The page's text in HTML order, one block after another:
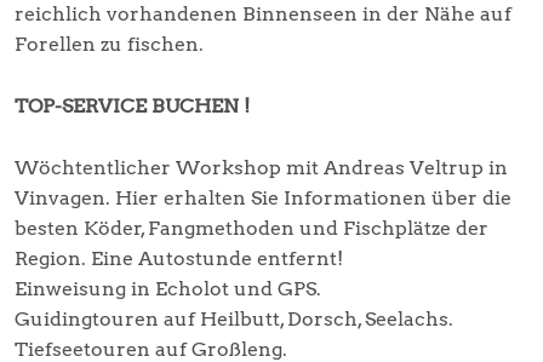
reichlich vorhandenen Binnenseen in der Nähe auf
Forellen zu fischen.
TOP-SERVICE BUCHEN !
Wöchtentlicher Workshop mit Andreas Veltrup in
Vinvagen. Hier erhalten Sie Informationen über die
besten Köder, Fangmethoden und Fischplätze der
Region. Eine Autostunde entfernt!
Einweisung in Echolot und GPS.
Guidingtouren auf Heilbutt, Dorsch, Seelachs.
Tiefseetouren auf Großleng.